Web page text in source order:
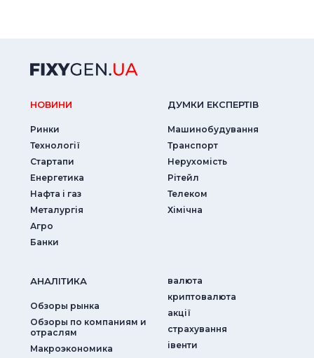
НОВИНИ
Ринки
Технології
Стартапи
Енергетика
Нафта і газ
Металургія
Агро
Банки
ДУМКИ ЕКСПЕРТIВ
Машинобудування
Транспорт
Нерухомість
Рітейл
Телеком
Хімічна
АНАЛIТИКА
Обзоры рынка
Обзоры по компаниям и
отраслям
Макроэкономика
валюта
криптовалюта
акції
страхування
iвенти